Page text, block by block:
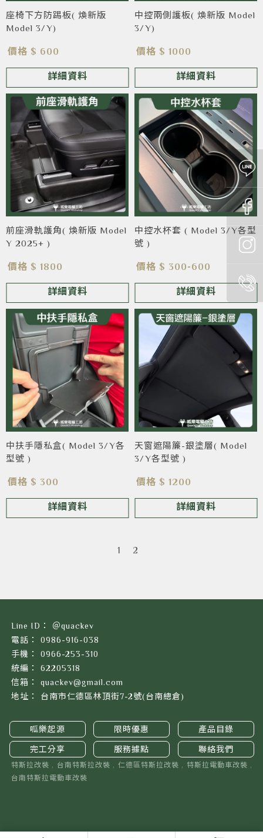
座椅下方防踢板( 煥新版
Model 3/Y)
價格 $ 600
詳細資料
中控兩側護板( 煥新版 Model
3/Y)
價格 $ 1000
詳細資料
前座滑軌護角( 煥新版 Model
Y 2025+ )
價格 $ 1800
詳細資料
中控水杯套 ( Model 3/Y各型
號 )
價格 $ 300-600
詳細資料
中扶手隱私盒( Model 3/Y各
型號 )
價格 $ 300
詳細資料
天窗遮陽簾-銀塗層( Model
3/Y各型號 )
價格 $ 1200
詳細資料
1 2
＠quackev
0986-916-038
0966-253-310
62205318
quackev@gmail.com
台南市仁德區林頂街7-2號(台南總倉)
呱樂起源 限時優惠
產品目錄
完工分享
服務據點 聯絡我們
特斯拉改裝 台南特斯拉改裝 仁德區特斯拉改裝
特斯拉電動車改裝
台南特斯拉電動車改裝